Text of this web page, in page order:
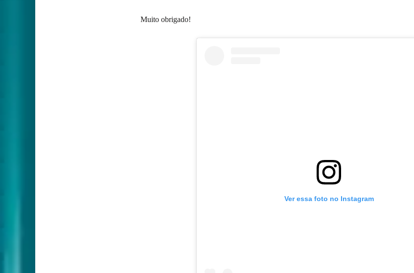
Muito obrigado!
Ver essa foto no Instagram